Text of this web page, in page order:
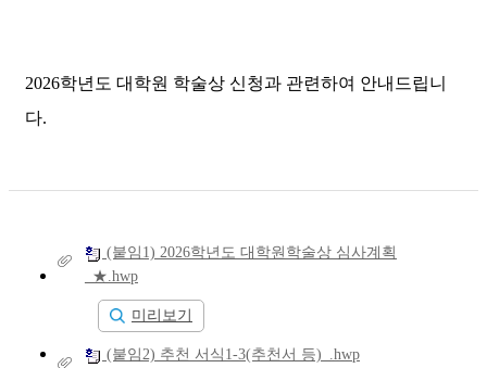
2026학년도 대학원 학술상 신청과 관련하여 안내드립니
다.
(붙임1) 2026학년도 대학원학술상 심사계획
_★.hwp
미리보기
(붙임2) 추천 서식1-3(추천서 등)_.hwp